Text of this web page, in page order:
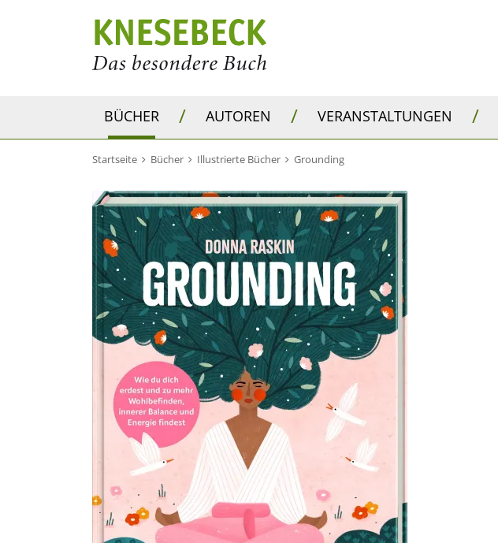
BÜCHER / AUTOREN / VERANSTALTUNGEN /
Startseite Bücher Illustrierte Bücher Grounding